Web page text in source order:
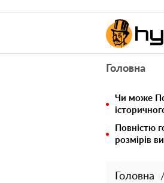
Головна
Чи може
Повністю
розмірів
Головна